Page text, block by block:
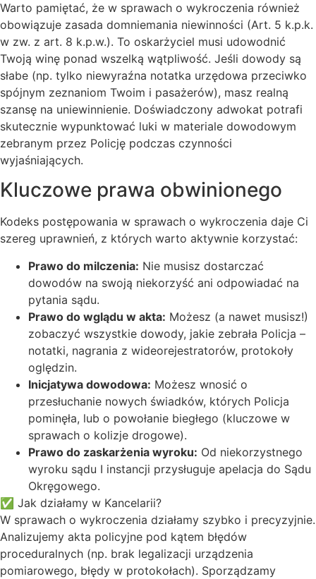
Warto pamiętać, że w sprawach o wykroczenia również
obowiązuje zasada domniemania niewinności (Art. 5 k.p.k.
w zw. z art. 8 k.p.w.). To oskarżyciel musi udowodnić
Twoją winę ponad wszelką wątpliwość. Jeśli dowody są
słabe (np. tylko niewyraźna notatka urzędowa przeciwko
spójnym zeznaniom Twoim i pasażerów), masz realną
szansę na uniewinnienie. Doświadczony adwokat potrafi
skutecznie wypunktować luki w materiale dowodowym
zebranym przez Policję podczas czynności
wyjaśniających.
Kluczowe prawa obwinionego
Kodeks postępowania w sprawach o wykroczenia daje Ci
szereg uprawnień, z których warto aktywnie korzystać:
Prawo do milczenia: Nie musisz dostarczać
dowodów na swoją niekorzyść ani odpowiadać na
pytania sądu.
Prawo do wglądu w akta: Możesz (a nawet musisz!)
zobaczyć wszystkie dowody, jakie zebrała Policja –
notatki, nagrania z wideorejestratorów, protokoły
oględzin.
Inicjatywa dowodowa: Możesz wnosić o
przesłuchanie nowych świadków, których Policja
pominęła, lub o powołanie biegłego (kluczowe w
sprawach o kolizje drogowe).
Prawo do zaskarżenia wyroku: Od niekorzystnego
wyroku sądu I instancji przysługuje apelacja do Sądu
Okręgowego.
✅ Jak działamy w Kancelarii?
W sprawach o wykroczenia działamy szybko i precyzyjnie.
Analizujemy akta policyjne pod kątem błędów
proceduralnych (np. brak legalizacji urządzenia
pomiarowego, błędy w protokołach). Sporządzamy